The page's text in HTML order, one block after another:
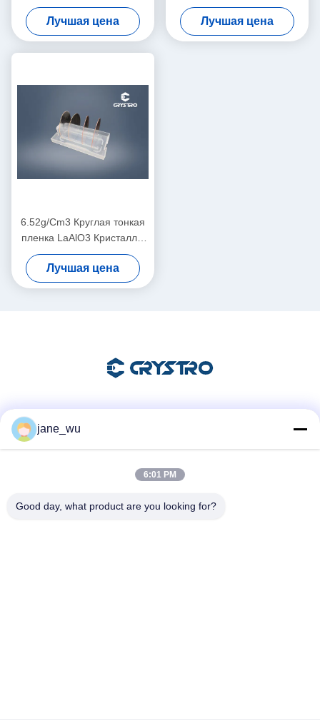
однокристаллическая
пластинка для электронных
устройств
Лучшая цена
одиночные кристаллы
Нерастворимый
Лучшая цена
6.52g/Cm3 Круглая тонкая
пленка LaAlO3 Кристаллы
вафры Двухсторонняя
полировка
Лучшая цена
jane_wu
6:01 PM
Good day, what product are you looking for?